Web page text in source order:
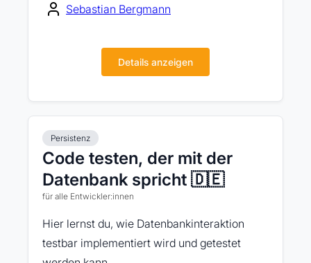
Sebastian Bergmann
Details anzeigen
Persistenz
Code testen, der mit der
Datenbank spricht 🇩🇪
für alle Entwickler:innen
Hier lernst du, wie Datenbankinteraktion
testbar implementiert wird und getestet